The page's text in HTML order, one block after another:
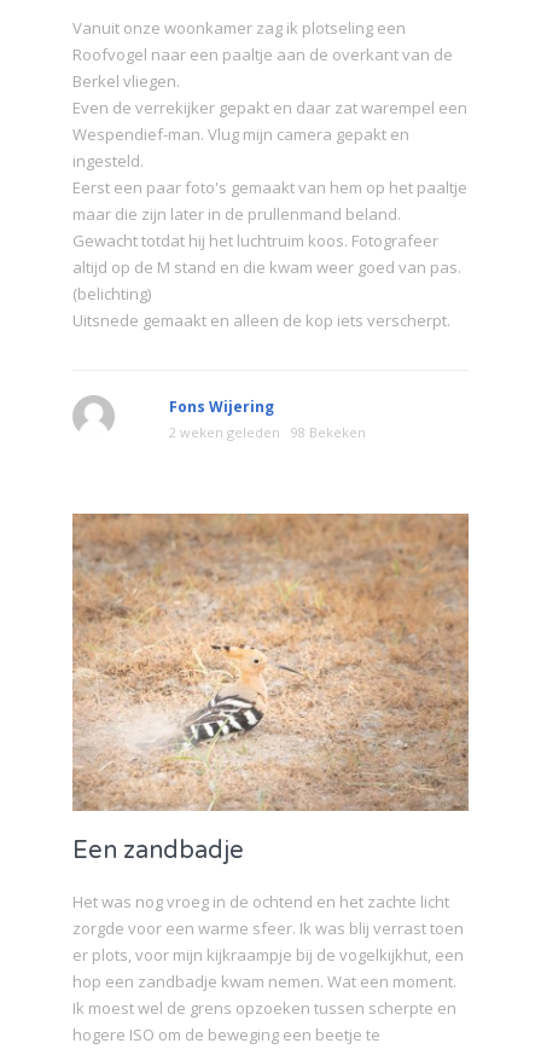
Vanuit onze woonkamer zag ik plotseling een
Roofvogel naar een paaltje aan de overkant van de
Berkel vliegen.
Even de verrekijker gepakt en daar zat warempel een
Wespendief-man. Vlug mijn camera gepakt en
ingesteld.
Eerst een paar foto's gemaakt van hem op het paaltje
maar die zijn later in de prullenmand beland.
Gewacht totdat hij het luchtruim koos. Fotografeer
altijd op de M stand en die kwam weer goed van pas.
(belichting)
Uitsnede gemaakt en alleen de kop iets verscherpt.
Fons Wijering
2 weken geleden 98 Bekeken
Een zandbadje
Het was nog vroeg in de ochtend en het zachte licht
zorgde voor een warme sfeer. Ik was blij verrast toen
er plots, voor mijn kijkraampje bij de vogelkijkhut, een
hop een zandbadje kwam nemen. Wat een moment.
Ik moest wel de grens opzoeken tussen scherpte en
hogere ISO om de beweging een beetje te